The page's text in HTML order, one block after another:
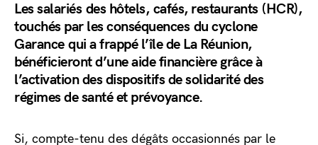
Les salariés des hôtels, cafés, restaurants(HCR),
touchés par les conséquences du cyclone
Garance qui a frappé l’île de La Réunion,
bénéficieront d’une aide financière grâce à
l’activation des dispositifs de solidarité des
régimes de santé et prévoyance.
Si, compte-tenu des dégâts occasionnés par le